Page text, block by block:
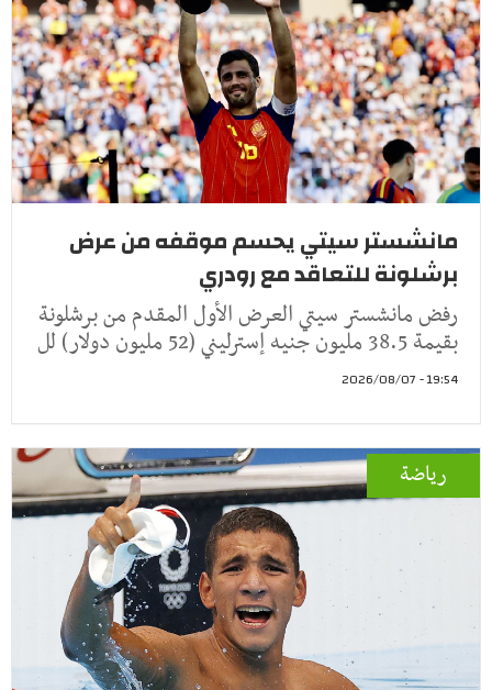
مانشستر سيتي يحسم موقفه من عرض
برشلونة للتعاقد مع رودري
رفض مانشستر سيتي العرض الأول المقدم من برشلونة
بقيمة 38.5 مليون جنيه إسترليني (52 مليون دولار) لل
19:54 - 2026/08/07
رياضة